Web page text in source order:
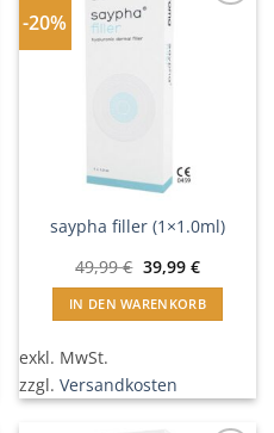
-20%
saypha filler (1×1.0ml)
49,99€ Ursprünglicher
Preis
war:
49,99 €
39,99 €Aktueller
ist:
39,99 €.
IN DEN WARENKORB
exkl. MwSt.
zzgl. Versandkosten